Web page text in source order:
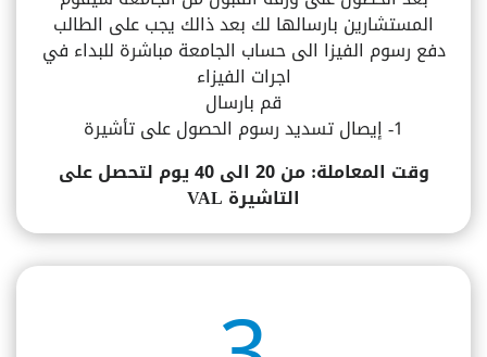
المستشارين بارسالها لك بعد ذالك يجب على الطالب
دفع رسوم الفيزا الى حساب الجامعة مباشرة للبداء في
اجرات الفيزاء
قم بارسال
1- إيصال تسديد رسوم الحصول على تأشيرة
وقت المعاملة: من 20 الى 40 يوم لتحصل على
التاشيرة VAL